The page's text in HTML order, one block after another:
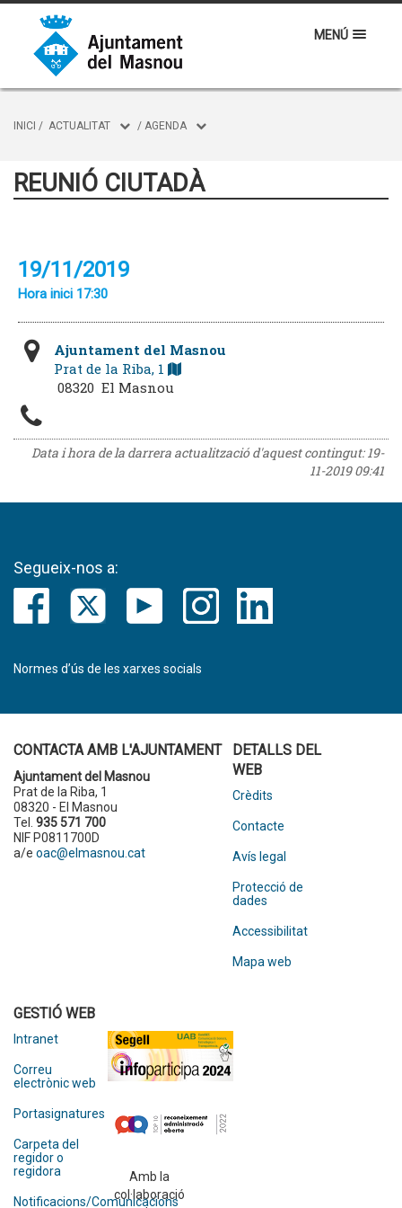
MENÚ
INICI / ACTUALITAT / AGENDA
REUNIÓ CIUTADÀ
19/11/2019
Hora inici 17:30
Ajuntament del Masnou
Prat de la Riba, 1
08320 El Masnou
Data i hora de la darrera actualització d'aquest contingut:19-
11-2019 09:41
Segueix-nos a:
Normes d’ús de les xarxes socials
CONTACTA AMB L'AJUNTAMENT
Ajuntament del Masnou
Prat de la Riba, 1
08320 - El Masnou
Tel. 935 571 700
NIF P0811700D
a/e oac@elmasnou.cat
DETALLS DEL
WEB
Crèdits
Contacte
Avís legal
Protecció de
dades
Accessibilitat
Mapa web
GESTIÓ WEB
Intranet
Correu
electrònic web
Portasignatures
Carpeta del
regidor o
regidora
Notificacions/Comunicacions
Amb la
col·laboració